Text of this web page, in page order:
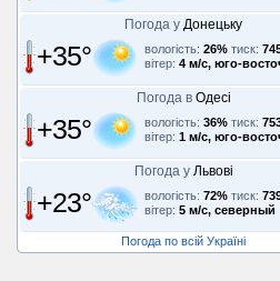
Погода у Донецьку
+35° вологість: 26% тиск:
вітер: 4 м/с, юго-
Погода в Одесі
+35° вологість: 36% тиск:
вітер: 1 м/с, юго-
Погода у Львові
+23° вологість: 72% тиск:
вітер: 5 м/с, северный
Погода по всій Україні